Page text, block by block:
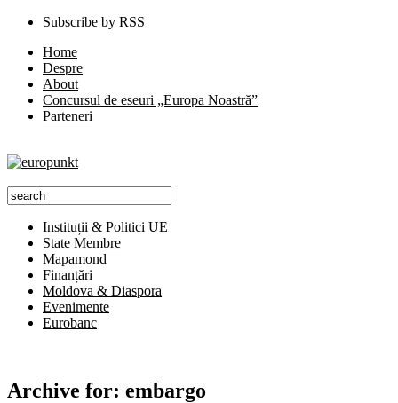
Subscribe by RSS
Home
Despre
About
Concursul de eseuri „Europa Noastră”
Parteneri
Instituții & Politici UE
State Membre
Mapamond
Finanțări
Moldova & Diaspora
Evenimente
Eurobanc
Archive for: embargo